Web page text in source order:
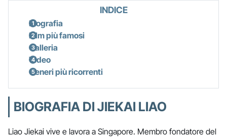
INDICE
Biografia
Film più famosi
Galleria
Video
Generi più ricorrenti
BIOGRAFIA DI JIEKAI LIAO
Liao Jiekai vive e lavora a Singapore. Membro fondatore del